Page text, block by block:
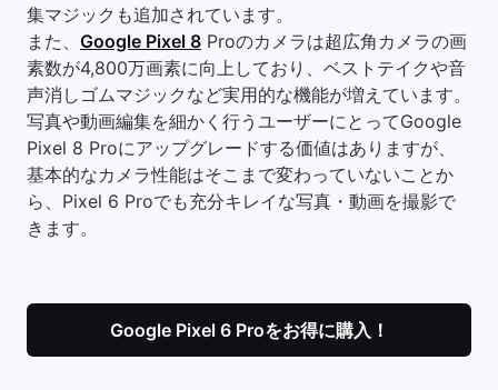
集マジックも追加されています。
また、 Google Pixel 8 Proのカメラは超広角カメラの画
素数が4,800万画素に向上しており、ベストテイクや音
声消しゴムマジックなど実用的な機能が増えています。
写真や動画編集を細かく行うユーザーにとってGoogle
Pixel 8 Proにアップグレードする価値はありますが、
基本的なカメラ性能はそこまで変わっていないことか
ら、Pixel 6 Proでも充分キレイな写真・動画を撮影で
きます。
Google Pixel 6 Proをお得に購入！